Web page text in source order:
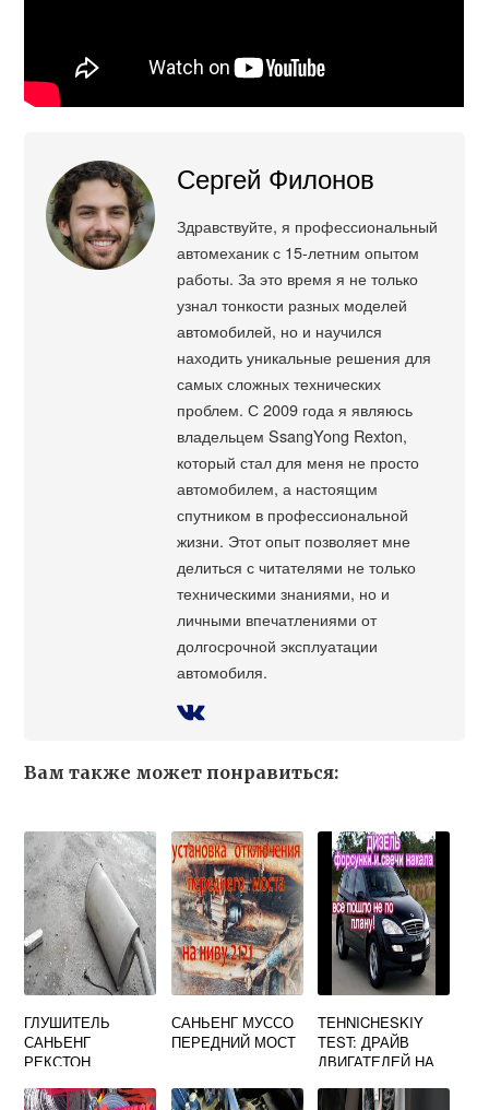
Сергей Филонов
Здравствуйте, я профессиональный
автомеханик с 15-летним опытом
работы. За это время я не только
узнал тонкости разных моделей
автомобилей, но и научился
находить уникальные решения для
самых сложных технических
проблем. С 2009 года я являюсь
владельцем SsangYong Rexton,
который стал для меня не просто
автомобилем, а настоящим
спутником в профессиональной
жизни. Этот опыт позволяет мне
делиться с читателями не только
техническими знаниями, но и
личными впечатлениями от
долгосрочной эксплуатации
автомобиля.
Вам также может понравиться:
ГЛУШИТЕЛЬ
САНЬЕНГ
РЕКСТОН
САНЬЕНГ МУССО
ПЕРЕДНИЙ МОСТ
TEHNICHESKIY
TEST: ДРАЙВ
ДВИГАТЕЛЕЙ НА
ACTYON